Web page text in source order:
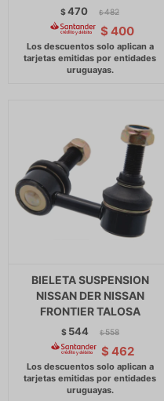
$470 $ 482
$ 400
BIELETA SUSPENSION
NISSAN DER NISSAN
FRONTIER TALOSA
$ 544 $ 558
$ 462